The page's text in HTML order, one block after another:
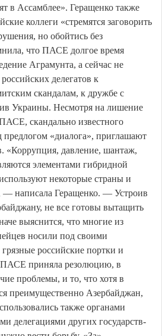
в Ассамблее». Геращенко также
коллеги «стремятся заговорить
но обойтись без
что ПАСЕ долгое время
Аграмунта, а сейчас не
делегатов к
скандалам, к дружбе с
Украины. Несмотря на лишение
скандально известного
«диалога», приглашают
«Коррупция, давление, шантаж,
элементами гибридной
некоторые страны и
— написала Геращенко. — Устроив
не все готовы вытащить
выяснится, что многие из
носили под своими
российские портки и
ПАСЕ приняла резолюцию, в
проблемы, и то, что хотя в
преимущественно Азербайджан,
также органами
делегациями других государств-